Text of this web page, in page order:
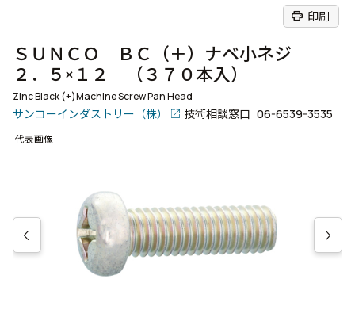
print 印刷
ＳＵＮＣＯ ＢＣ（＋）ナベ小ネジ
２．５×１２ （３７０本入）
Zinc Black (+)Machine Screw Pan Head
サンコーインダストリー（株） 技術相談窓口 06-6539-3535
代表画像